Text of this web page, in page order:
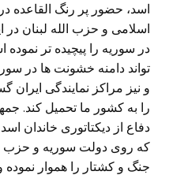
اسد، حضور پر رنگ القاعده
اسلامی و حزب الله لبنان در
در سوریه را پیچیده تر
تواند دامنه خشونت ها در
و نیز مراکز نمایندگی
را به کشور ما تحمیل کند.
دفاع از دیکتاتوری خاندان
که روی دولت سوریه و حزب
جنگ و کشتار را هموار